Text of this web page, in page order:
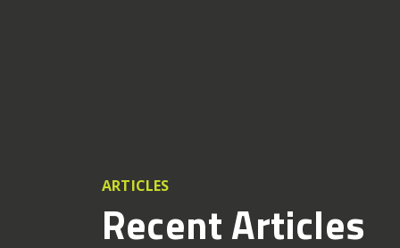
ARTICLES
Recent Articles